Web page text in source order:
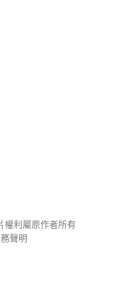
權利屬原作者所有
聲明